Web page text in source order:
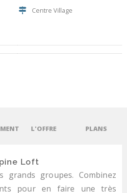
Centre Village
L'OFFRE PLANS
Loft
groupes. Combinez
pour en faire une très